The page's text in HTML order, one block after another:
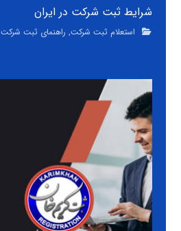
شرایط ثبت شرکت در ایران
استعلام ثبت شرکت, راهنمای ثبت شرکت